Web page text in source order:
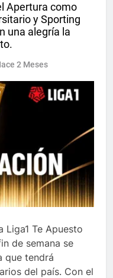
Apertura como
y Sporting
una alegría la
2 Meses
Liga1 Te Apuesto
de semana se
que tendrá
del país. Con el